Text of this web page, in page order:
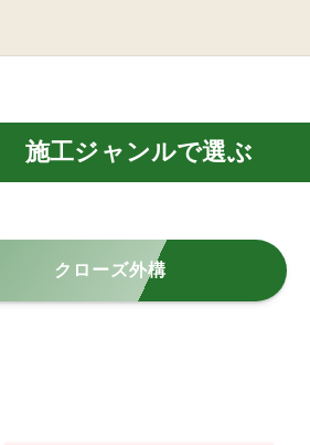
施工ジャンルで選ぶ
クローズ外構